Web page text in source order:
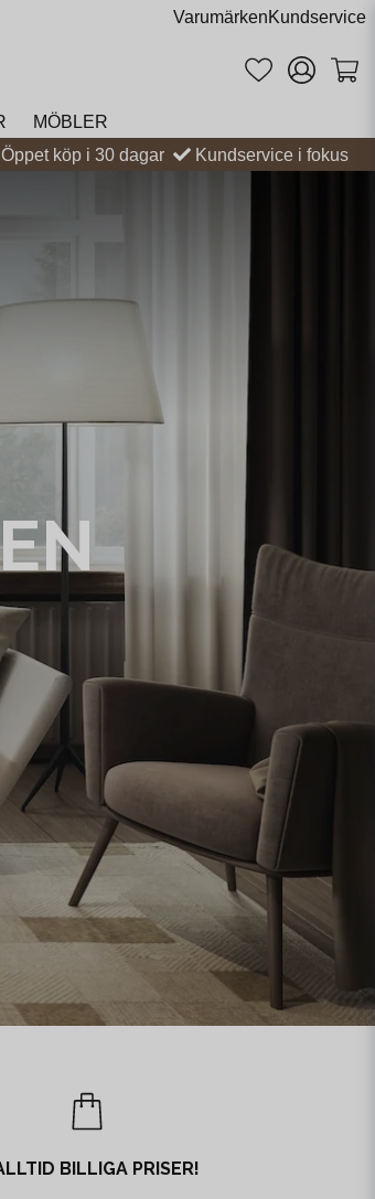
VarumärkenKundservice
MÖBLER
Öppet köp i 30 dagar Kundservice i fokus
BILLIGA PRISER!